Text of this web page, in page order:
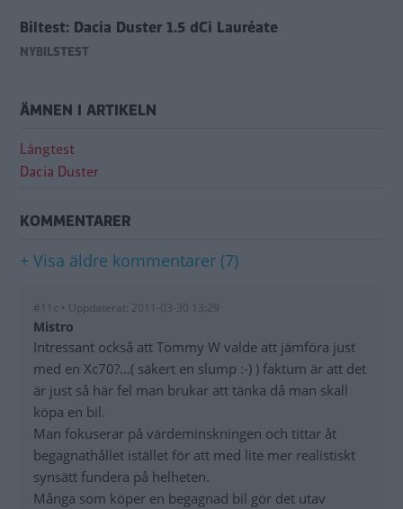
Biltest: Dacia Duster 1.5 dCi Lauréate
NYBILSTEST
ÄMNEN I ARTIKELN
Långtest
Dacia Duster
KOMMENTARER
+ Visa äldre kommentarer (7)
#11c • Uppdaterat: 2011-03-30 13:29
Mistro
Intressant också att Tommy W valde att jämföra just
med en Xc70?...( säkert en slump :-) ) faktum är att det
är just så här fel man brukar att tänka då man skall
köpa en bil.
Man fokuserar på värdeminskningen och tittar åt
begagnathållet istället för att med lite mer realistiskt
synsätt fundera på helheten.
Många som köper en begagnad bil gör det utav